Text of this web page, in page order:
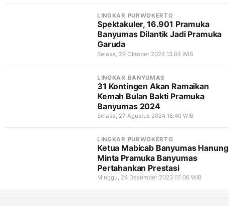
LINGKAR PURWOKERTO
Spektakuler, 16.901 Pramuka
Banyumas Dilantik Jadi Pramuka
Garuda
Selasa, 29 Oktober 2024 13.04 WIB
LINGKAR BANYUMAS
31 Kontingen Akan Ramaikan
Kemah Bulan Bakti Pramuka
Banyumas 2024
Selasa, 27 Agustus 2024 18.40 WIB
LINGKAR PURWOKERTO
Ketua Mabicab Banyumas Hanung
Minta Pramuka Banyumas
Pertahankan Prestasi
Minggu, 24 Desember 2023 07.06 WIB